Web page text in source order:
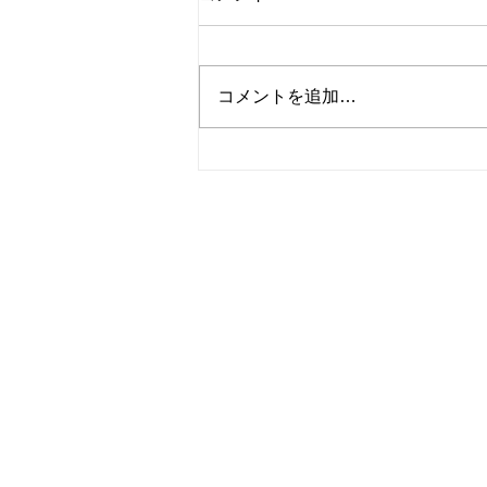
コメントを追加…